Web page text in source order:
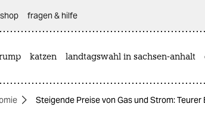
shop fragen & hilfe
katzen landtagswahl in sachsen-anhalt
Steigende Preise von Gas und Strom: Teurer